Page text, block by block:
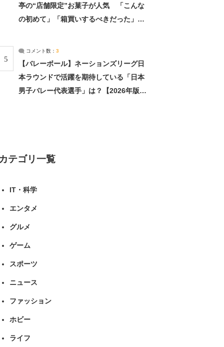
亭の“店舗限定”お菓子が人気 「こんな
の初めて」「箱買いするべきだった」
5
コメント数： 3
【バレーボール】ネーションズリーグ日
本ラウンドで活躍を期待している「日本
男子バレー代表選手」は？【2026年版・
カテゴリ一覧
IT・科学
エンタメ
グルメ
ゲーム
スポーツ
ニュース
ファッション
ホビー
ライフ